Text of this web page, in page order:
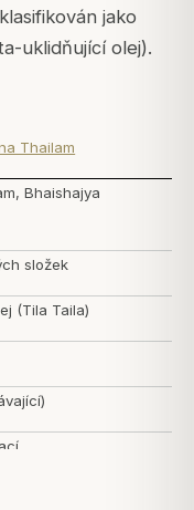
jako
uklidňující olej).
Thailam
Bhaishajya
složek
(Tila Taila)